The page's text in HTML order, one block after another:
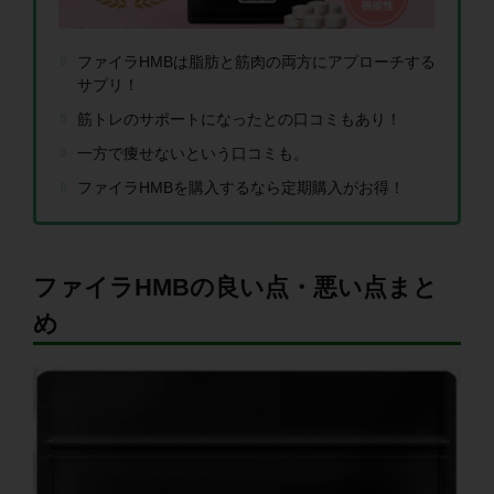
ファイラHMBは脂肪と筋肉の両方にアプローチする
サプリ！
筋トレのサポートになったとの口コミもあり！
一方で痩せないという口コミも。
ファイラHMBを購入するなら定期購入がお得！
ファイラHMBの良い点・悪い点まと
め